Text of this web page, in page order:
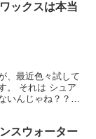
ックスは本当
、最近色々試して
。 それは シュア
いんじゃね？？
スウォーター